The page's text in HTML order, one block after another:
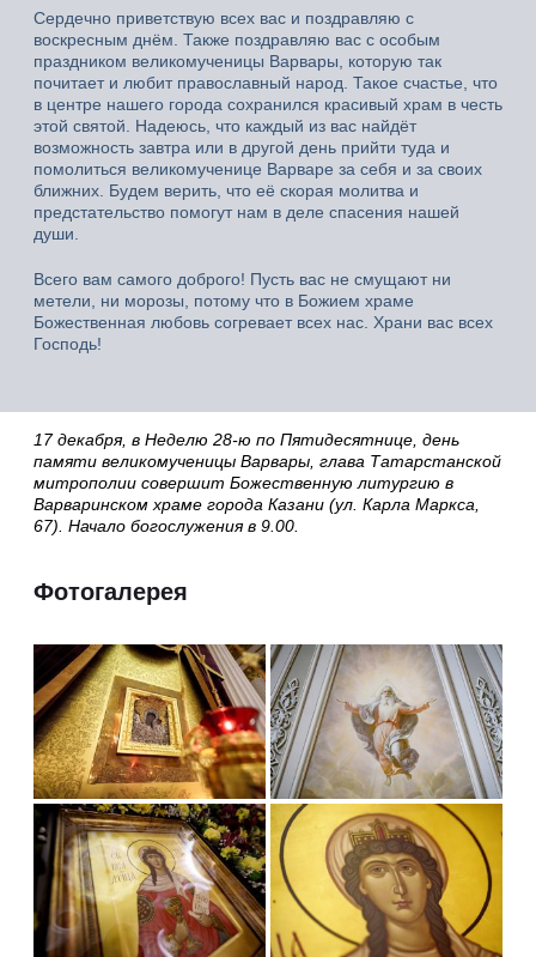
Сердечно приветствую всех вас и поздравляю с
воскресным днём. Также поздравляю вас с особым
праздником великомученицы Варвары, которую так
почитает и любит православный народ. Такое счастье, что
в центре нашего города сохранился красивый храм в честь
этой святой. Надеюсь, что каждый из вас найдёт
возможность завтра или в другой день прийти туда и
помолиться великомученице Варваре за себя и за своих
ближних. Будем верить, что её скорая молитва и
предстательство помогут нам в деле спасения нашей
души.
Всего вам самого доброго! Пусть вас не смущают ни
метели, ни морозы, потому что в Божием храме
Божественная любовь согревает всех нас. Храни вас всех
Господь!
17 декабря, в Неделю 28-ю по Пятидесятнице, день
памяти великомученицы Варвары, глава Татарстанской
митрополии совершит Божественную литургию в
Варваринском храме города Казани (ул. Карла Маркса,
67). Начало богослужения в 9.00.
Фотогалерея